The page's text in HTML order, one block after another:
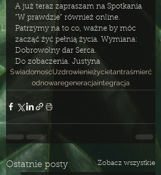
A już teraz zapraszam na Spotkania
”W prawdzie” również online.
Patrzymy na to co, ważne by móc
zacząć żyć pełnią życia. Wymiana:
Dobrowolny dar Serca.
Do zobaczenia. Justyna
ŚwiadomośćUzdrowienieżycietantraśmierć
odnowaregeneracjaintegracja
Ostatnie posty Zobacz wszystkie